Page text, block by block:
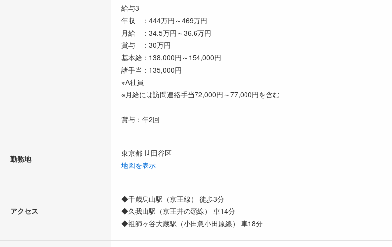
給与3
年収 ：444万円～469万円
月給 ：34.5万円～36.6万円
賞与 ：30万円
基本給：138,000円～154,000円
諸手当：135,000円
※A社員
※月給には訪問連絡手当72,000円～77,000円を含む
賞与：年2回
勤務地
東京都 世田谷区
地図を表示
アクセス
◆千歳烏山駅（京王線） 徒歩3分
◆久我山駅（京王井の頭線） 車14分
◆祖師ヶ谷大蔵駅（小田急小田原線） 車18分